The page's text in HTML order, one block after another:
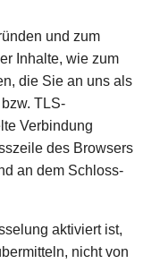
und zum
Inhalte, wie zum
die Sie an uns als
TLS-
Verbindung
des Browsers
an dem Schloss-
aktiviert ist,
nicht von